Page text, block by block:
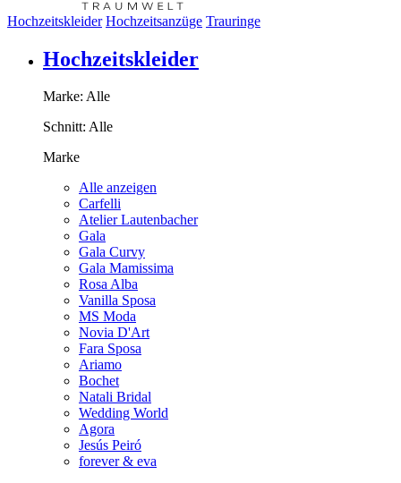
Hochzeitskleider Hochzeitsanzüge Trauringe
Hochzeitskleider
Marke: Alle
Schnitt: Alle
Marke
Alle anzeigen
Carfelli
Atelier Lautenbacher
Gala
Gala Curvy
Gala Mamissima
Rosa Alba
Vanilla Sposa
MS Moda
Novia D'Art
Fara Sposa
Ariamo
Bochet
Natali Bridal
Wedding World
Agora
Jesús Peiró
forever & eva